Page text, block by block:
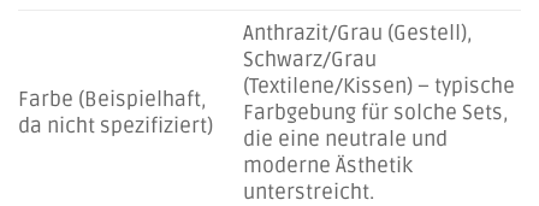
Farbe (Beispielhaft,
da nicht spezifiziert)
Anthrazit/Grau (Gestell),
Schwarz/Grau
(Textilene/Kissen) – typische
Farbgebung für solche Sets,
die eine neutrale und
moderne Ästhetik
unterstreicht.